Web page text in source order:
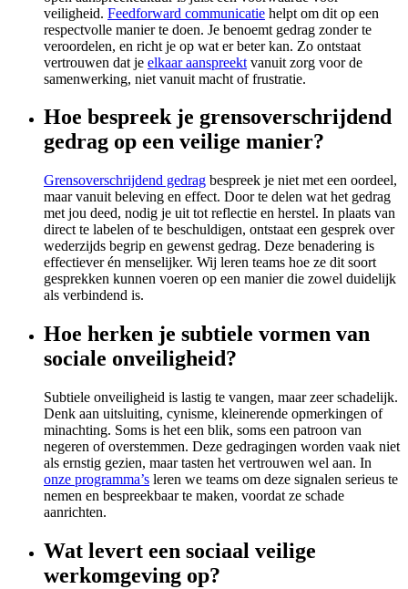
veiligheid. Feedforward communicatie helpt om dit op een
respectvolle manier te doen. Je benoemt gedrag zonder te
veroordelen, en richt je op wat er beter kan. Zo ontstaat
vertrouwen dat je elkaar aanspreekt vanuit zorg voor de
samenwerking, niet vanuit macht of frustratie.
Hoe bespreek je grensoverschrijdend
gedrag op een veilige manier?
Grensoverschrijdend gedrag bespreek je niet met een oordeel,
maar vanuit beleving en effect. Door te delen wat het gedrag
met jou deed, nodig je uit tot reflectie en herstel. In plaats van
direct te labelen of te beschuldigen, ontstaat een gesprek over
wederzijds begrip en gewenst gedrag. Deze benadering is
effectiever én menselijker. Wij leren teams hoe ze dit soort
gesprekken kunnen voeren op een manier die zowel duidelijk
als verbindend is.
Hoe herken je subtiele vormen van
sociale onveiligheid?
Subtiele onveiligheid is lastig te vangen, maar zeer schadelijk.
Denk aan uitsluiting, cynisme, kleinerende opmerkingen of
minachting. Soms is het een blik, soms een patroon van
negeren of overstemmen. Deze gedragingen worden vaak niet
als ernstig gezien, maar tasten het vertrouwen wel aan. In
onze programma’s leren we teams om deze signalen serieus te
nemen en bespreekbaar te maken, voordat ze schade
aanrichten.
Wat levert een sociaal veilige
werkomgeving op?